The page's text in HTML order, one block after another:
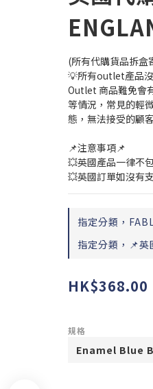
(所有代購貨品拆盒
💡所有outlet產品
Outlet 商品難免會
等情況，常見的輕
態，無法接受的顧
📌注意事項📌
💥英國產品一律不
💥英國訂單如沒有
指定分類，
指定分類，📌
HK$368.00
規格